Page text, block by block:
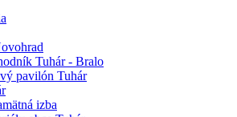
Tuhár - Bralo
pavilón Tuhár
izba